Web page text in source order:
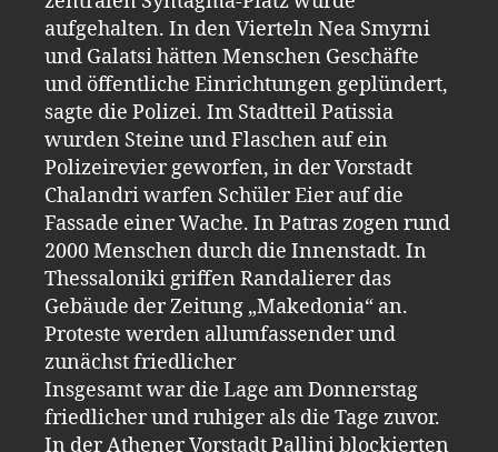
aufgehalten. In den Vierteln Nea Smyrni
und Galatsi hätten Menschen Geschäfte
und öffentliche Einrichtungen geplündert,
sagte die Polizei. Im Stadtteil Patissia
wurden Steine und Flaschen auf ein
Polizeirevier geworfen, in der Vorstadt
Chalandri warfen Schüler Eier auf die
Fassade einer Wache. In Patras zogen rund
2000 Menschen durch die Innenstadt. In
Thessaloniki griffen Randalierer das
Gebäude der Zeitung „Makedonia“ an.
Proteste werden allumfassender und
zunächst friedlicher
Insgesamt war die Lage am Donnerstag
friedlicher und ruhiger als die Tage zuvor.
In der Athener Vorstadt Pallini blockierten